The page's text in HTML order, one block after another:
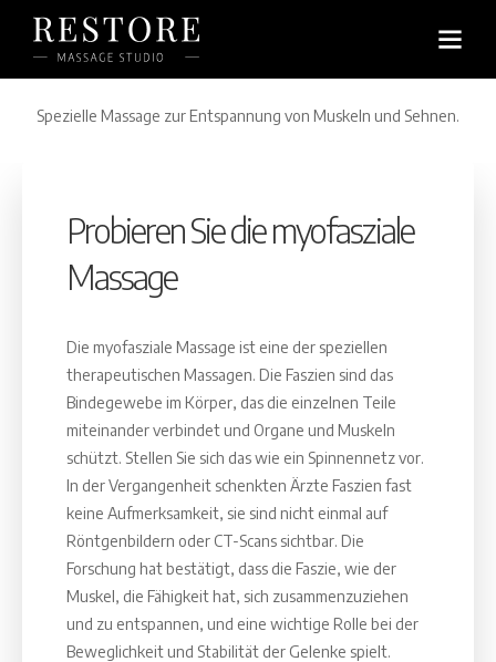
Myofasziale Massage
Spezielle Massage zur Entspannung von Muskeln und Sehnen.
Probieren Sie die myofasziale
Massage
Die myofasziale Massage ist eine der speziellen
therapeutischen Massagen. Die Faszien sind das
Bindegewebe im Körper, das die einzelnen Teile
miteinander verbindet und Organe und Muskeln
schützt. Stellen Sie sich das wie ein Spinnennetz vor.
In der Vergangenheit schenkten Ärzte Faszien fast
keine Aufmerksamkeit, sie sind nicht einmal auf
Röntgenbildern oder CT-Scans sichtbar. Die
Forschung hat bestätigt, dass die Faszie, wie der
Muskel, die Fähigkeit hat, sich zusammenzuziehen
und zu entspannen, und eine wichtige Rolle bei der
Beweglichkeit und Stabilität der Gelenke spielt.